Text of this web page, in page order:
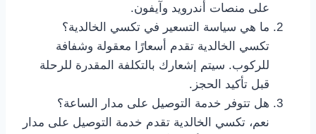
على منصات أندرويد وآيفون.
ما هي سياسة التسعير في تكسي الخالدية؟
تكسي الخالدية تقدم أسعارًا معقولة وشفافة
للركوب. سيتم إشعارك بالتكلفة المقدرة للرحلة
قبل تأكيد الحجز.
هل تتوفر خدمة التوصيل على مدار الساعة؟
نعم، تكسي الخالدية تقدم خدمة التوصيل على مدار